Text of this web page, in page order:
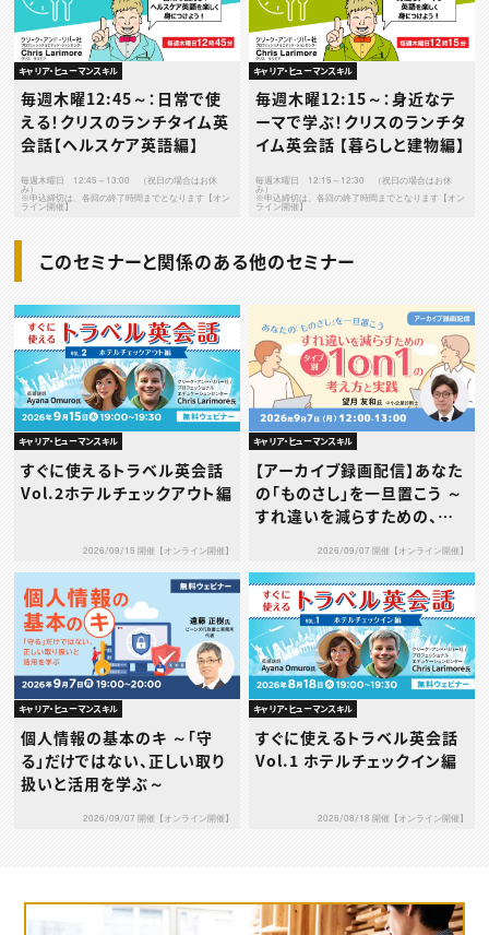
キャリア・ヒューマンスキル
毎週木曜12:45～：日常で使
える！クリスのランチタイム英
会話【ヘルスケア英語編】
毎週木曜日 12:45～13:00 （祝日の場合はお休
み）
※申込締切は、各回の終了時間までとなります【オン
ライン開催】
キャリア・ヒューマンスキル
毎週木曜12:15～：身近なテ
ーマで学ぶ！クリスのランチタ
イム英会話 【暮らしと建物編】
毎週木曜日 12:15～12:30 （祝日の場合はお休
み）
※申込締切は、各回の終了時間までとなります【オン
ライン開催】
このセミナーと関係のある他のセミナー
キャリア・ヒューマンスキル
すぐに使えるトラベル英会話
Vol.2ホテルチェックアウト編
2026/09/15 開催【オンライン開催】
キャリア・ヒューマンスキル
【アーカイブ録画配信】あなた
の「ものさし」を一旦置こう ～
すれ違いを減らすための、タ
2026/09/07 開催【オンライン開催】
キャリア・ヒューマンスキル
個人情報の基本のキ ～「守
る」だけではない、正しい取り
扱いと活用を学ぶ～
2026/09/07 開催【オンライン開催】
キャリア・ヒューマンスキル
すぐに使えるトラベル英会話
Vol.1 ホテルチェックイン編
2026/08/18 開催【オンライン開催】